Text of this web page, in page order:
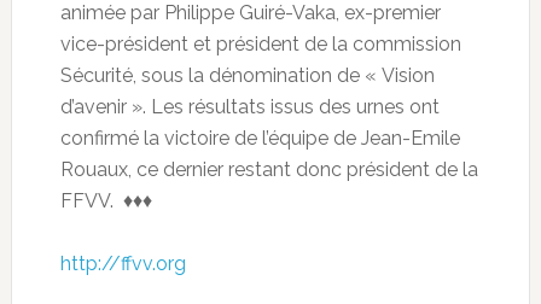
animée par Philippe Guiré-Vaka, ex-premier
vice-président et président de la commission
Sécurité, sous la dénomination de « Vision
d’avenir ». Les résultats issus des urnes ont
confirmé la victoire de l’équipe de Jean-Emile
Rouaux, ce dernier restant donc président de la
FFVV. ♦♦♦
http://ffvv.org